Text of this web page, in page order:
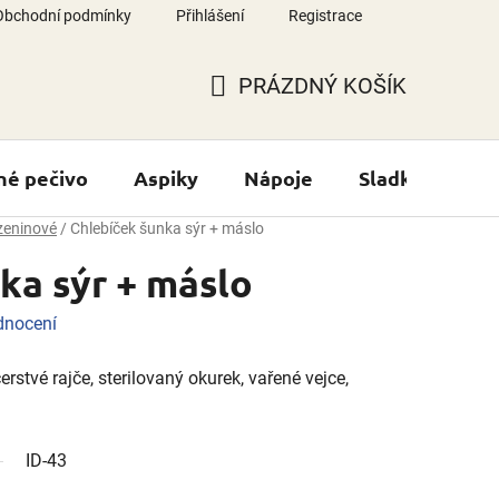
podmínky Přihlášení Registrace
KOŠÍK
PRÁZDNÝ KOŠÍK
pečivo Aspiky Nápoje Sladké
/ Chlebíček šunka sýr + máslo
sýr + máslo
rajče, sterilovaný okurek, vařené vejce,
ID-43